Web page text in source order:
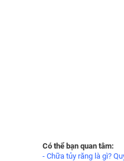
Có thể bạn quan tâm:
- Chữa tủy răng là gì?